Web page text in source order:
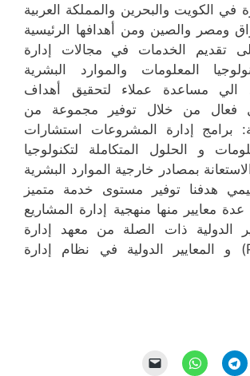
في الكويت والبحرين والمملكة العربية
ومصر والصين ومن أهدافها الرئيسية
تقديم الخدمات في مجالات إدارة
المعلومات والموارد البشرية
الي مساعدة عملاء لتحقيق أهداف
فعال من خلال توفير مجموعة من
برامج إدارة المشروعات استشارات
و الحلول المتكاملة لتكنولوجيا
بمصادر خارجية الموارد البشرية
هدفنا توفير مستوى خدمة متميز
معايير منها منهجية إدارة المشاريع
الدولية ذات الصلة من معهد إدارة
المشاريع (PMI) و المعايير الدولية في نظام إدارة